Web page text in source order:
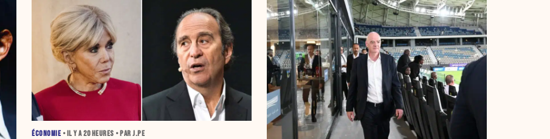
ÉCONOMIE • IL Y A20 HEURES • PAR J.PE